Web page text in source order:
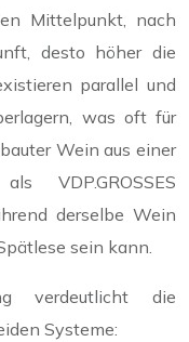
Mittelpunkt, nach
desto höher die
parallel und
was oft für
Wein aus einer
VDP.GROSSES
derselbe Wein
sein kann.
verdeutlicht die
Systeme: